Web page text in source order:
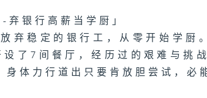
弃银行高薪当学厨」
弃稳定的银行工，从零开始学
了7间餐厅，经历过的艰难与挑
身体力行道出只要肯放胆尝试，必